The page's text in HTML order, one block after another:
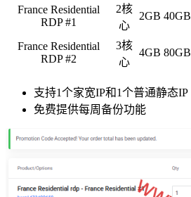
France Residential
RDP #1
2核
心
2GB 40GB
France Residential
RDP #2
3核
心
4GB 80GB
支持1个家宽IP和1个普通静态IP
免费提供每周备份功能